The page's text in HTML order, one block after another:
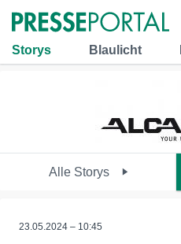
Storys Blaulicht
Alle Storys
23.05.2024 – 10:45